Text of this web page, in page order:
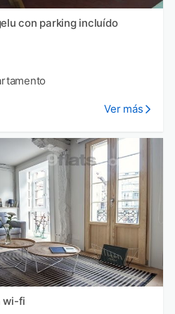
con parking incluído
Ver más
wi-fi